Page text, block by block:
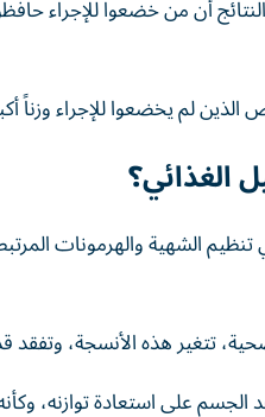
وزناً أكبر بنسبة 40%، ما يعكس الفارق
الغذائي؟
تنظيم الشهية والهرمونات
تتغير هذه الأنسجة، وتفقد
على استعادة توازنه،